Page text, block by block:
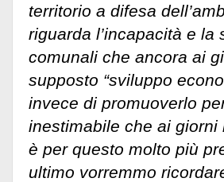
territorio a difesa
riguarda l’incapacità e
comunali che ancora ai
supposto “sviluppo
invece di promuoverlo
inestimabile che ai
è per questo molto più
ultimo vorremmo